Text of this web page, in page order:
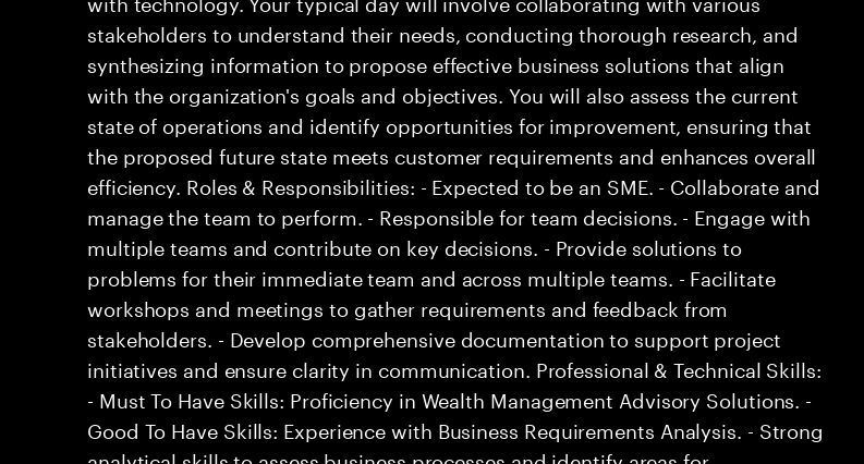
stakeholders to understand their needs, conducting thorough research, and
synthesizing information to propose effective business solutions that align
with the organization's goals and objectives. You will also assess the current
state of operations and identify opportunities for improvement, ensuring that
the proposed future state meets customer requirements and enhances overall
efficiency. Roles & Responsibilities: - Expected to be an SME. - Collaborate and
manage the team to perform. - Responsible for team decisions. - Engage with
multiple teams and contribute on key decisions. - Provide solutions to
problems for their immediate team and across multiple teams. - Facilitate
workshops and meetings to gather requirements and feedback from
stakeholders. - Develop comprehensive documentation to support project
initiatives and ensure clarity in communication. Professional & Technical Skills:
- Must To Have Skills: Proficiency in Wealth Management Advisory Solutions. -
Good To Have Skills: Experience with Business Requirements Analysis. - Strong